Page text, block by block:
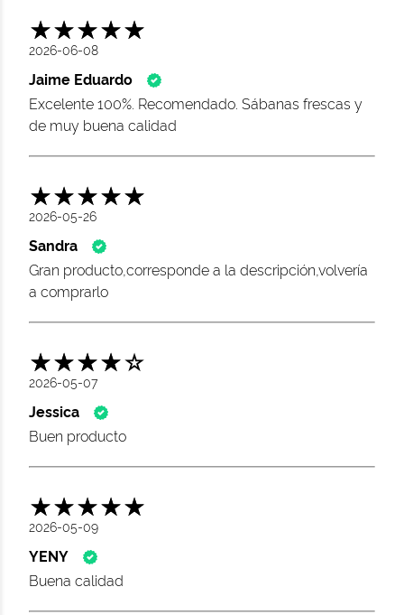
2026-06-08
Jaime Eduardo
Excelente 100%. Recomendado. Sábanas frescas y
de muy buena calidad
2026-05-26
Sandra
Gran producto,corresponde a la descripción,volvería
a comprarlo
2026-05-07
Jessica
Buen producto
2026-05-09
YENY
Buena calidad